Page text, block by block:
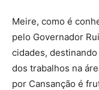
Meire, como é
pelo Governador
cidades,
dos trabalhos na
por Cansanção é